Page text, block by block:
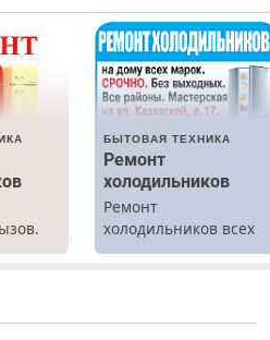
БЫТОВАЯ ТЕХНИКА
Ремонт
холодильников
Ремонт
холодильников всех
марок на дому.